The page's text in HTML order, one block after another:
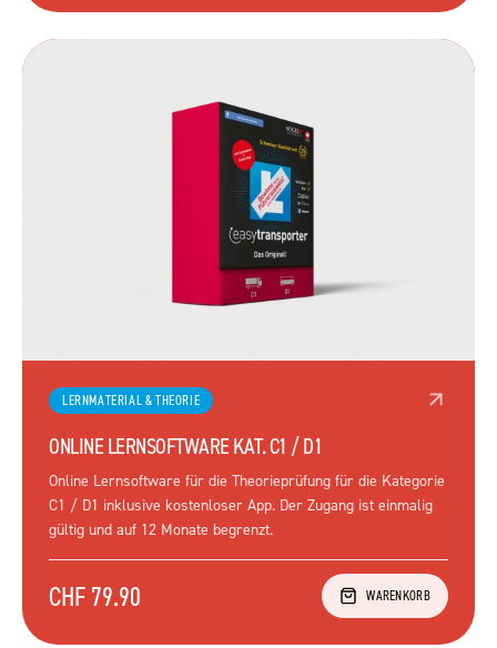
LERNMATERIAL & THEORIE
ONLINE LERNSOFTWARE KAT. C1 / D1
Online Lernsoftware für die Theorieprüfung für die Kategorie
C1 / D1 inklusive kostenloser App. Der Zugang ist einmalig
gültig und auf 12 Monate begrenzt.
CHF 79.90 WARENKORB